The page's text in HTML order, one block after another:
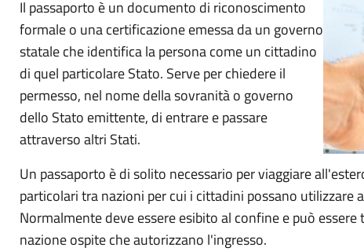
Il passaporto è un documento di riconoscimento
formale o una certificazione emessa da un governo
statale che identifica la persona come un cittadino
di quel particolare Stato. Serve per chiedere il
permesso, nel nome della sovranità o governo
dello Stato emittente, di entrare e passare
attraverso altri Stati.
Un passaporto è di solito necessario per viaggiare
particolari tra nazioni per cui i cittadini possano utilizzare
Normalmente deve essere esibito al confine e può
nazione ospite che autorizzano l'ingresso.